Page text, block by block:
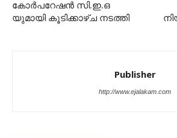
കോര്‍പറേഷന്‍ സി.ഇ.ഒ
യുമായി കൂടിക്കാഴ്ച നടത്തി
Publisher
http://www.ejalakam.com